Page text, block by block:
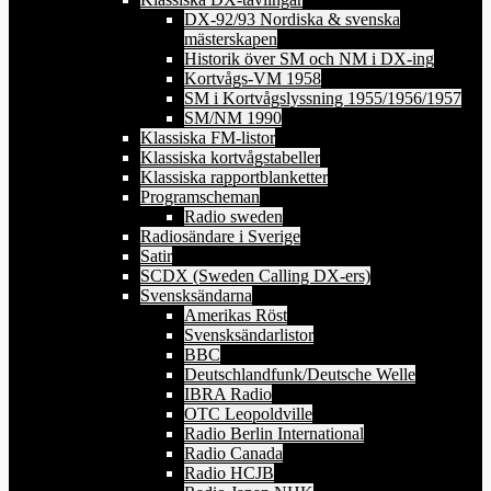
DX-92/93 Nordiska & svenska
mästerskapen
Historik över SM och NM i DX-ing
Kortvågs-VM 1958
SM i Kortvågslyssning 1955/1956/1957
SM/NM 1990
Klassiska FM-listor
Klassiska kortvågstabeller
Klassiska rapportblanketter
Programscheman
Radio sweden
Radiosändare i Sverige
Satir
SCDX (Sweden Calling DX-ers)
Svensksändarna
Amerikas Röst
Svensksändarlistor
BBC
Deutschlandfunk/Deutsche Welle
IBRA Radio
OTC Leopoldville
Radio Berlin International
Radio Canada
Radio HCJB